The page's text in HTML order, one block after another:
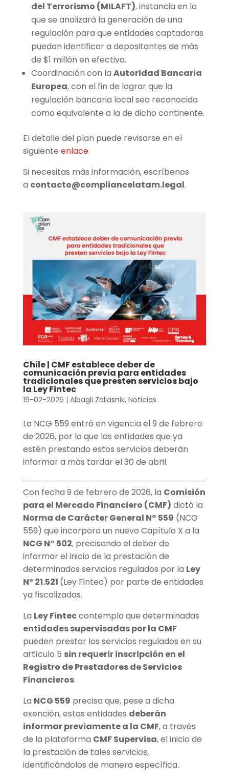
del Terrorismo (MILAFT), instancia en la
que se analizará la generación de una
regulación para que entidades captadoras
puedan identificar a depositantes de más
de $1 millón en efectivo.
Coordinación con la Autoridad Bancaria
Europea, con el fin de lograr que la
regulación bancaria local sea reconocida
como equivalente a la de dicho continente.
El detalle del plan puede revisarse en el
siguiente enlace.
Si necesitas más información, escríbenos
a contacto@compliancelatam.legal.
Chile | CMF establece deber de
comunicación previa para entidades
tradicionales que presten servicios bajo
la Ley Fintec
19-02-2026 | Albagli Zaliasnik, Noticias
La NCG 559 entró en vigencia el 9 de febrero
de 2026, por lo que las entidades que ya
estén prestando estos servicios deberán
informar a más tardar el 30 de abril.
Con fecha 9 de febrero de 2026, la Comisión
para el Mercado Financiero (CMF) dictó la
Norma de Carácter General N° 559 (NCG
559) que incorpora un nuevo Capítulo X a la
NCG N° 502, precisando el deber de
informar el inicio de la prestación de
determinados servicios regulados por la Ley
Nº 21.521 (Ley Fintec) por parte de entidades
ya fiscalizadas.
La Ley Finteccontempla que determinadas
entidades supervisadas por la CMF
pueden prestar los servicios regulados en su
artículo 5 sin requerir inscripción en el
Registro de Prestadores de Servicios
Financieros.
La NCG 559 precisa que, pese a dicha
exención, estas entidades deberán
informar previamente a la CMF, a través
de la plataforma CMF Supervisa, el inicio de
la prestación de tales servicios,
identificándolos de manera específica.